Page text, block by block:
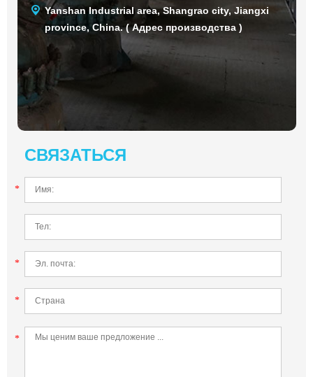
Yanshan Industrial area, Shangrao city, Jiangxi
province, China. ( Адрес производства )
СВЯЗАТЬСЯ
*
*
*
*